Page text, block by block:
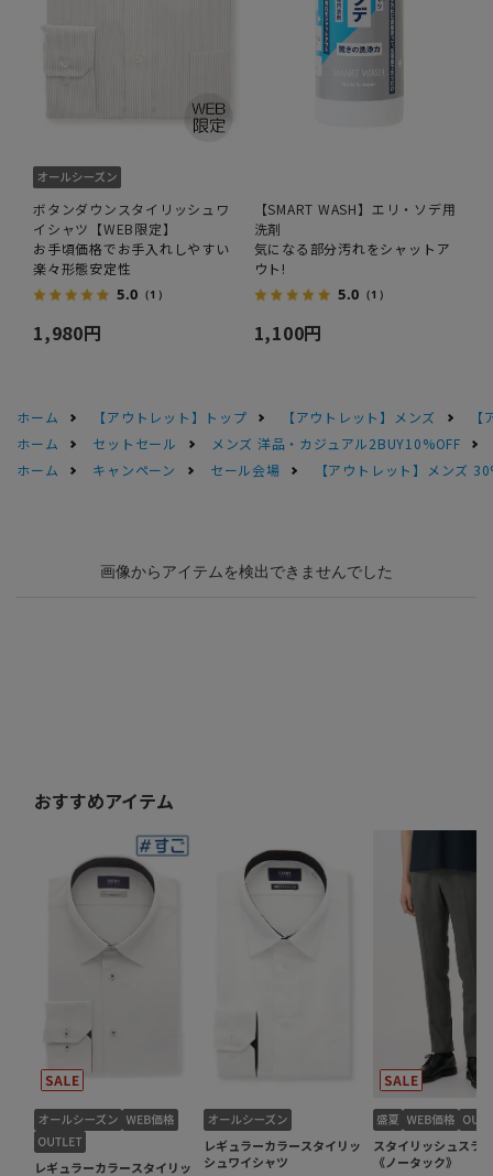
ボタンダウンスタイリッシュワ
イシャツ【WEB限定】
お手頃価格でお手入れしやすい
楽々形態安定性
5.0 （1）
1,980円
【SMART WASH】エリ・ソデ用
洗剤
気になる部分汚れをシャットア
ウト!
5.0 （1）
1,100円
ホーム 【アウトレット】トップ 【アウトレット】メンズ
ホーム
セットセール
メンズ 洋品・カジュアル2BUY10%OFF
ホーム
キャンペーン セール会場 【アウトレット】メンズ